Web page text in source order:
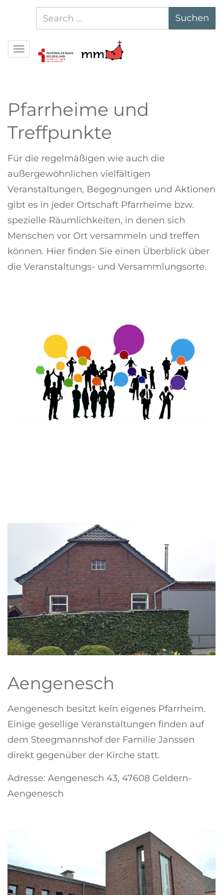
nach:
Suchen
Navigation
Pfarrheime und
Treffpunkte
Für die regelmäßigen wie auch die
außergewöhnlichen vielfältigen
Veranstaltungen, Begegnungen und Aktionen
gibt es in jeder Ortschaft Pfarrheime bzw.
spezielle Räumlichkeiten, in denen sich
Menschen vor Ort versammeln und treffen
können. Hier finden Sie einen Überblick über
die Veranstaltungs- und Versammlungsorte.
Aengenesch
Aengenesch besitzt kein eigenes Pfarrheim.
Einige gesellige Veranstaltungen finden auf
dem Steegmannshof der Familie Janssen
direkt gegenüber der Kirche statt.
Adresse: Aengenesch 43, 47608 Geldern-
Aengenesch